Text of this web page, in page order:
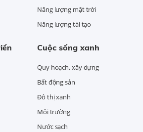
Năng lượng mặt trời
Năng lượng tái tạo
Cuộc sống xanh
Quy hoạch, xây dựng
Bất động sản
Đô thị xanh
Môi trường
Nước sạch